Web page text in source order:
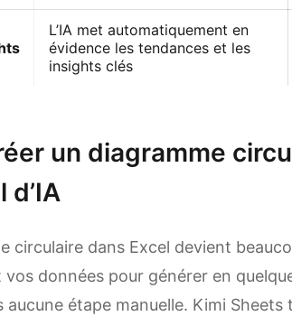
L’IA met automatiquement en
évidence les tendances et les
insights clés
un diagramme
d’IA
circulaire dans Excel devient
données pour générer en
aucune étape manuelle. Kimi